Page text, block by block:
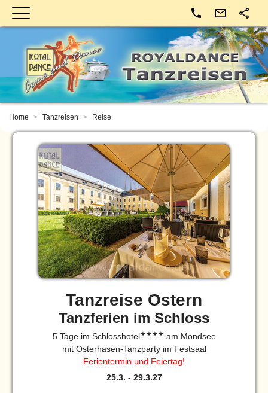
Kontakt
Home Tanzreisen Reise
Tanzreise Ostern
Tanzferien im Schloss
5 Tage im Schlosshotel★★★★ am Mondsee
mit Osterhasen-Tanzparty im Festsaal
Ferientermin und Feiertag!
25.3. - 29.3.27